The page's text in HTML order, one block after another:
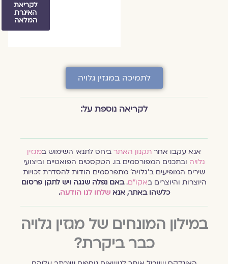
לקריאת
האיגרת
המלאה
לתמיכה במגזין גלויה
לקריאה נוספת על:
אנא עקבו אחרתקנון האתרביחס לתנאי השימוש ב מגזין
גלויהובתכנים המפורסמים בו. הטקסטים הפואטיים וביצועי
שירים המופיעים ב׳גלויה׳ מתפרסמים הודות להסדרת זכויות
היוצרות והיוצרים ב אקו״ם.באם נפלה שגגה ויש לתקן פרסום
כלשהו באתר, אנאשלחו לנו הודעה.
במילון המונחים של מגזין גלויה
כבר ביקרת?